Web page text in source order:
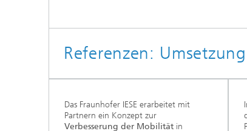
Referenzen:
Das Fraunhofer IESE erarbeitet mit
Partnern ein Konzept zur
Verbesserung der Mobilität in